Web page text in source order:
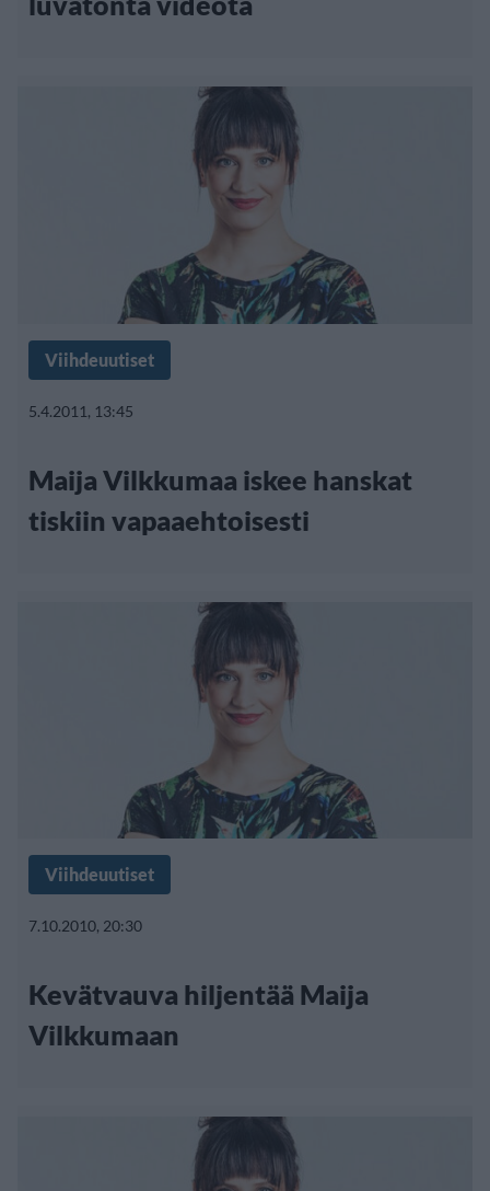
Viihdeuutiset
5.4.2011, 13:45
Maija Vilkkumaa iskee hanskat
tiskiin vapaaehtoisesti
Viihdeuutiset
7.10.2010, 20:30
Kevätvauva hiljentää Maija
Vilkkumaan